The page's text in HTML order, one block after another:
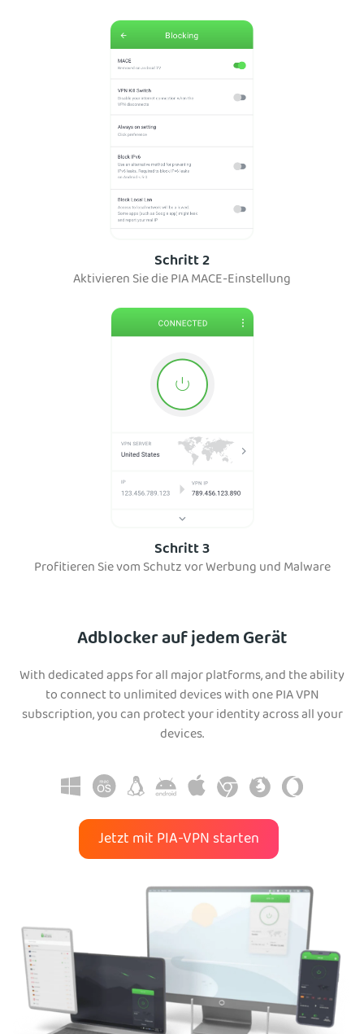
Schritt 2
Aktivieren Sie die PIA MACE-Einstellung
Schritt 3
Profitieren Sie vom Schutz vor Werbung und Malware
Adblocker auf jedem Gerät
With dedicated apps for all major platforms, and the ability
to connect to unlimited devices with one PIA VPN
subscription, you can protect your identity across all your
devices.
Jetzt mit PIA-VPN starten